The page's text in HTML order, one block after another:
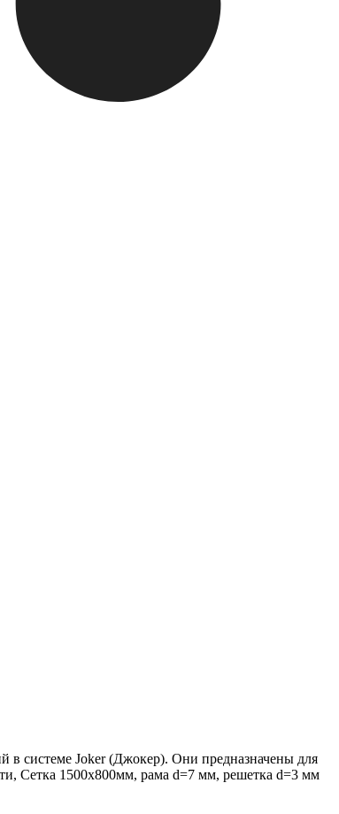
в системе Joker (Джокер). Они предназначены для
Сетка 1500х800мм, рама d=7 мм, решетка d=3 мм